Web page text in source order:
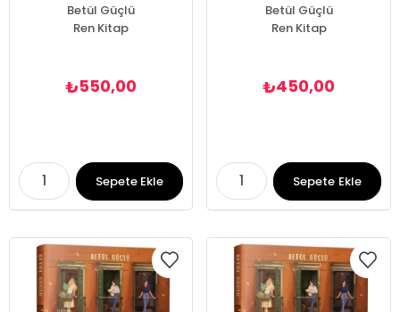
Betül Güçlü
Ren Kitap
₺550,00
Sepete Ekle
Betül Güçlü
Ren Kitap
₺450,00
Sepete Ekle